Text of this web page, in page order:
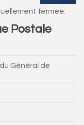
fermée.
Postale
Général de